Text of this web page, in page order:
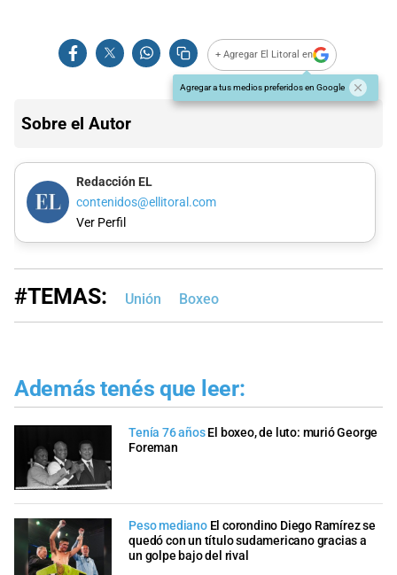
+ Agregar El Litoral en
Agregar a tus medios preferidos en Google
Sobre el Autor
Redacción EL
contenidos@ellitoral.com
Ver Perfil
#TEMAS: Unión Boxeo
Además tenés que leer:
Tenía 76 años El boxeo, de luto: murió George
Foreman
Peso mediano El corondino Diego Ramírez se
quedó con un título sudamericano gracias a
un golpe bajo del rival